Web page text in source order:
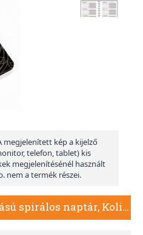
megjelenített kép a kijelző
telefon, tablet) kis
megjelenítésénél használt
nem a termék részei.
SP-3 mini, heti beosztású spirálos naptár, Kolibri